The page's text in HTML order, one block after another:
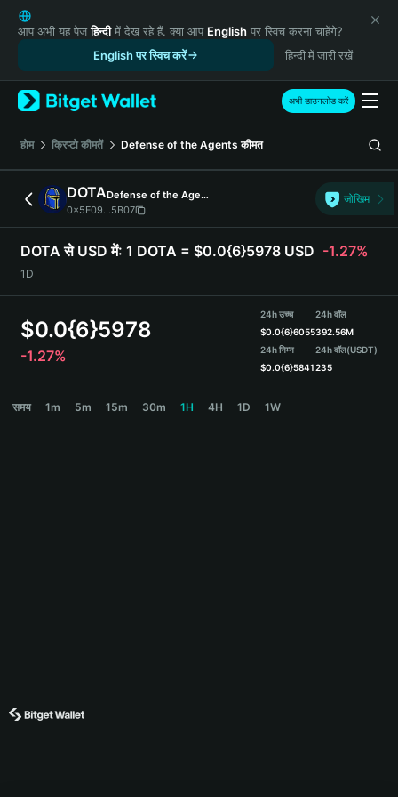
English
日本語
Русский
Español (Latinoamérica)
Türkçe
Italiano
Deutsch
简体中文
繁體中文
Português (Portugal)
Bahasa Indonesia
Español
आप अभी यह पेजहिन्दीमें देख रहे हैं. क्या आप English पर स्विच करना चाहेंगे?
English पर स्विच करें
हिन्दी में जारी रखें
अभी डाउनलोड करें
होम क्रिप्टो कीमतें Defense of the Agents कीमत
DOTA
Defense of the Agents
0x5F09...5B07
जोखिम
DOTA से USD में: 1 DOTA = $0.0{6}5978 USD -1.27%
1D
$0.0{6}5978
-1.27%
24h उच्च
$0.0{6}6055
24h निम्न
$0.0{6}5841
24h वॉल
392.56M
24h वॉल(USDT)
235
समय 1m 5m 15m 30m 1H 4H 1D 1W